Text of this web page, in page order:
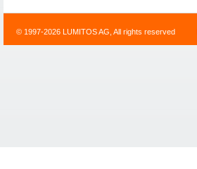
© 1997-2026 LUMITOS AG, All rights reserved